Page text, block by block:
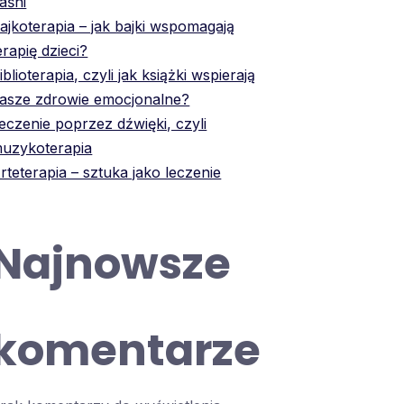
– jak bajki wspomagają
dzieci?
czyli jak książki wspierają
zdrowie emocjonalne?
poprzez dźwięki, czyli
– sztuka jako leczenie